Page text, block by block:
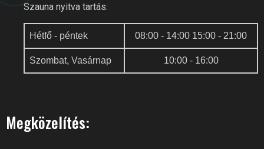
Szauna nyitva tartás:
Hétfő - péntek 08:00 - 14:00 15:00 - 21:00
Szombat, Vasárnap 10:00 - 16:00
Megközelítés:GOBUDA FITNESS CLUB AI
Online recepció